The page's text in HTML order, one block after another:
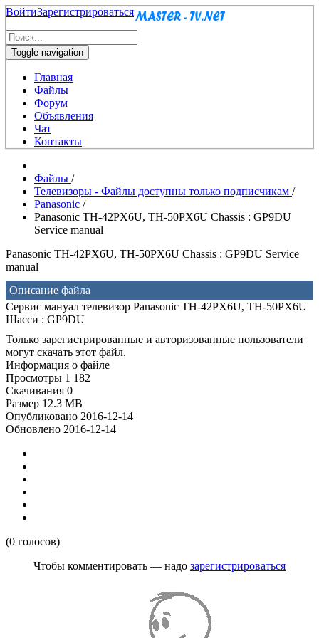
ВойтиЗарегистрироваться
Toggle navigation
Главная
Файлы
Форум
Объявления
Чат
Контакты
Файлы /
Телевизоры - Файлы доступны только подписчикам /
Panasonic /
Panasonic TH-42PX6U, TH-50PX6U Chassis : GP9DU
Service manual
Panasonic TH-42PX6U, TH-50PX6U Chassis : GP9DU Service
manual
Описание файла
Сервис мануал телевизор Panasonic TH-42PX6U, TH-50PX6U
Шасси : GP9DU
Только зарегистрированные и авторизованные пользователи
могут скачать этот файл.
Информация о файле
Просмотры 1 182
Скачивания 0
Размер 12.3 MB
Опубликовано 2016-12-14
Обновлено 2016-12-14
(0 голосов)
Чтобы комментировать — надо зарегистрироваться